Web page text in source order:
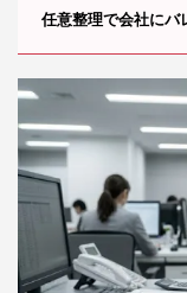
任意整理で会社にバ